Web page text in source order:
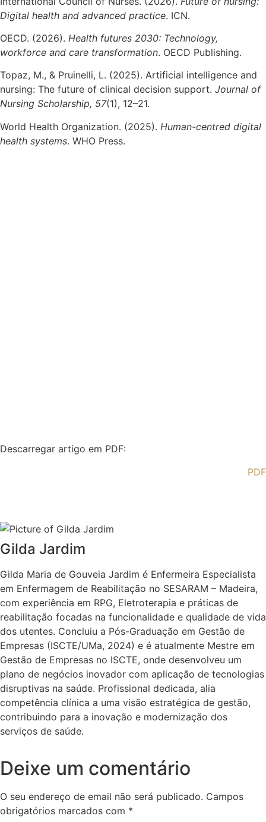
Digital health and advanced practice. ICN.
OECD. (2026). Health futures 2030: Technology,
workforce and care transformation. OECD Publishing.
Topaz, M., & Pruinelli, L. (2025). Artificial intelligence and
nursing: The future of clinical decision support. Journal of
Nursing Scholarship, 57(1), 12–21.
World Health Organization. (2025). Human-centred digital
health systems. WHO Press.
Descarregar artigo em PDF:
PDF
Gilda Jardim
Gilda Maria de Gouveia Jardim é Enfermeira Especialista
em Enfermagem de Reabilitação no SESARAM – Madeira,
com experiência em RPG, Eletroterapia e práticas de
reabilitação focadas na funcionalidade e qualidade de vida
dos utentes. Concluiu a Pós-Graduação em Gestão de
Empresas (ISCTE/UMa, 2024) e é atualmente Mestre em
Gestão de Empresas no ISCTE, onde desenvolveu um
plano de negócios inovador com aplicação de tecnologias
disruptivas na saúde. Profissional dedicada, alia
competência clínica a uma visão estratégica de gestão,
contribuindo para a inovação e modernização dos
serviços de saúde.
Deixe um comentário
O seu endereço de email não será publicado. Campos
obrigatórios marcados com *